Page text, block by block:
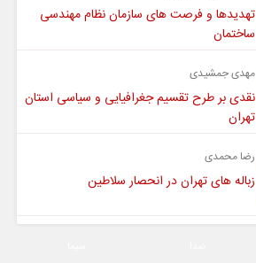
تهدیدها و فرصت های سازمان نظام مهندسی
ساختمان
مهدی جمشیدی
نقدی بر طرح تقسیم جغرافیایی و سیاسی استان
تهران
رضا محمدی
زباله های تهران در انحصار سلاطین